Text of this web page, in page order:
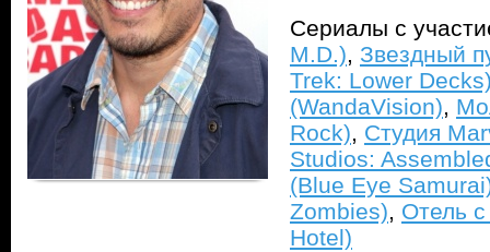
Сериалы с
M.D.), Звездный
Trek: Lower
(WandaVision),
Rock), Студия
Studios:
(Blue Eye
Zombies), Отель
Hotel)